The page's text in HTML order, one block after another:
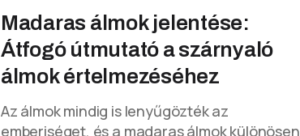
Madaras álmok jelentése:
Átfogó útmutató a szárnyaló
álmok értelmezéséhez
Az álmok mindig is lenyűgözték az
emberiséget, és a madaras álmok különösen